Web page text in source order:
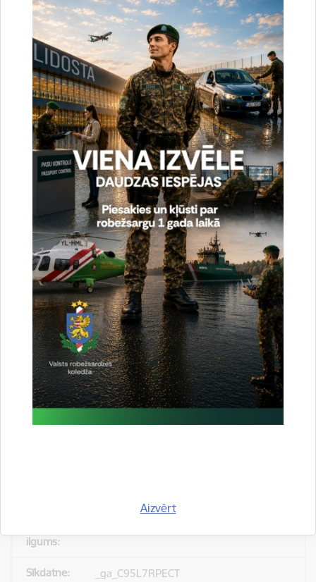
Aizvērt
uzlabotu vietnes darbību un
pakalpojumus)
Reģistrē unikālu ID, kas tiek izmantots
statistisko datu iegūšanai par to, kā
apmeklētājs izmanto vietni.
2 gadi
_gat
Statistikas sīkdatnes (nepieciešamas, lai
uzlabotu vietnes darbību un
pakalpojumus)
Izmanto Google Analytics, lai samazinātu
pieprasījuma līmeni.
1 minūte
_gid
Statistikas sīkdatnes (nepieciešamas, lai
uzlabotu vietnes darbību un
pakalpojumus)
_ga_C95L7RPECT